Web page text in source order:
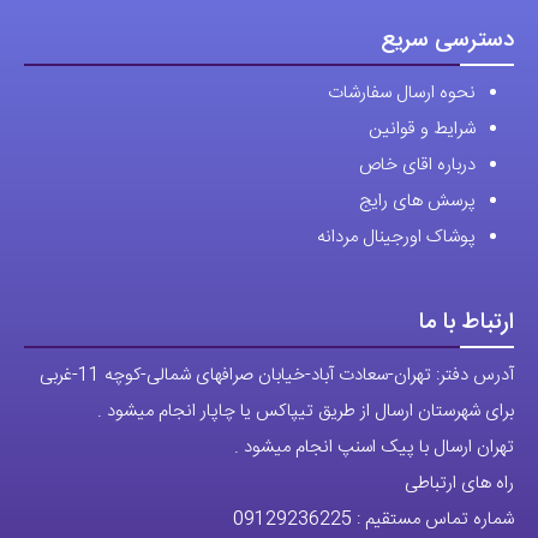
دسترسی سریع
نحوه ارسال سفارشات
شرایط و قوانین
درباره اقای خاص
پرسش های رایج
پوشاک اورجینال مردانه
ارتباط با ما
آدرس دفتر: تهران-سعادت آباد-خیابان صرافهای شمالی-کوچه 11-غربی
برای شهرستان ارسال از طریق تیپاکس یا چاپار انجام میشود .
تهران ارسال با پیک اسنپ انجام میشود .
راه های ارتباطی
شماره تماس مستقیم : 09129236225